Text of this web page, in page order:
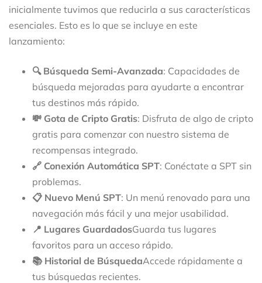
inicialmente tuvimos que reducirla a sus características
esenciales. Esto es lo que se incluye en este
lanzamiento:
🔍 Búsqueda Semi-Avanzada: Capacidades de
búsqueda mejoradas para ayudarte a encontrar
tus destinos más rápido.
💸 Gota de Cripto Gratis: Disfruta de algo de cripto
gratis para comenzar con nuestro sistema de
recompensas integrado.
🔗 Conexión Automática SPT: Conéctate a SPT sin
problemas.
📋 Nuevo Menú SPT: Un menú renovado para una
navegación más fácil y una mejor usabilidad.
📍 Lugares GuardadosGuarda tus lugares
favoritos para un acceso rápido.
📚 Historial de BúsquedaAccede rápidamente a
tus búsquedas recientes.